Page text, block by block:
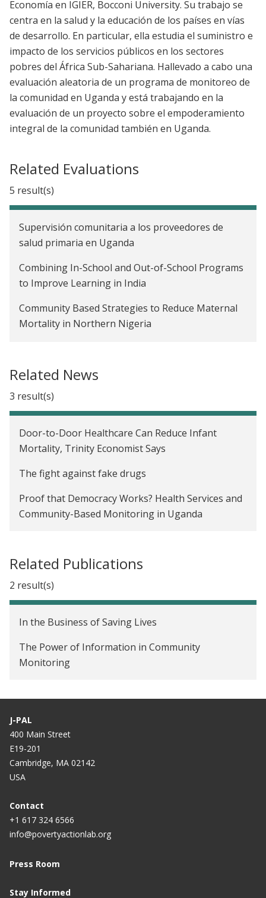
Economía en IGIER, Bocconi University. Su trabajo se
centra en la salud y la educación de los países en vías
de desarrollo. En particular, ella estudia el suministro e
impacto de los servicios públicos en los sectores
pobres del África Sub-Sahariana. Hallevado a cabo una
evaluación aleatoria de un programa de monitoreo de
la comunidad en Uganda y está trabajando en la
evaluación de un proyecto sobre el empoderamiento
integral de la comunidad también en Uganda.
Related Evaluations
5 result(s)
Supervisión comunitaria a los proveedores de
salud primaria en Uganda
Combining In-School and Out-of-School Programs
to Improve Learning in India
Community Based Strategies to Reduce Maternal
Mortality in Northern Nigeria
Improve Child Health in Uganda
Related News
3 result(s)
Door-to-Door Healthcare Can Reduce Infant
Mortality, Trinity Economist Says
The fight against fake drugs
Proof that Democracy Works? Health Services and
Community-Based Monitoring in Uganda
Related Publications
2 result(s)
In the Business of Saving Lives
The Power of Information in Community
Monitoring
J-PAL
400 Main Street
E19-201
Cambridge, MA 02142
USA
Contact
+1 617 324 6566
info@povertyactionlab.org
Press Room
Stay Informed